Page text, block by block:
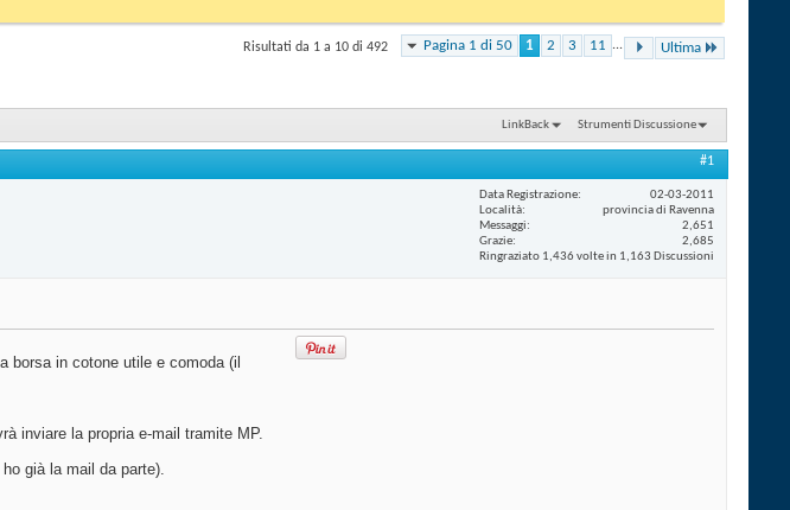
Pagina 1 di 50 1 2 3 11 ... Ultima
Risultati da 1 a 10 di 492
LinkBack Strumenti Discussione
#1
Data Registrazione
02-03-2011
Località
provincia di Ravenna
Messaggi
2,651
Grazie
2,685
Ringraziato 1,436 volte in 1,163 Discussioni
borsa in cotone utile e comoda (il
inviare la propria e-mail tramite MP.
già la mail da parte).